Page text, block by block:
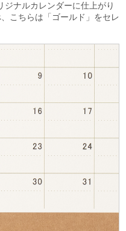
ジナルカレンダーに仕上がり
こちらは「ゴールド」をセレ